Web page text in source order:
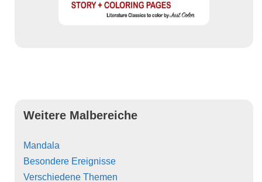
Weitere Malbereiche
Mandala
Besondere Ereignisse
Verschiedene Themen